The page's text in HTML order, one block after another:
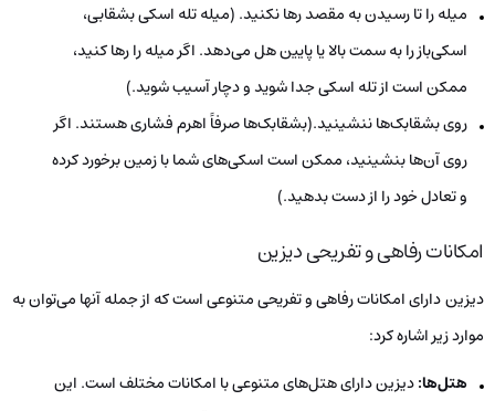
میله را تا رسیدن به مقصد رها نکنید. (میله تله اسکی بشقابی،
اسکی‌باز را به سمت بالا یا پایین هل می‌دهد. اگر میله را رها کنید،
ممکن است از تله اسکی جدا شوید و دچار آسیب شوید.)
روی بشقابک‌ها ننشینید.(بشقابک‌ها صرفاً اهرم فشاری هستند. اگر
روی آن‌ها بنشینید، ممکن است اسکی‌های شما با زمین برخورد کرده
و تعادل خود را از دست بدهید.)
امکانات رفاهی و تفریحی دیزین
دیزین دارای امکانات رفاهی و تفریحی متنوعی است که از جمله آنها می‌توان به
موارد زیر اشاره کرد:
هتل‌ها:دیزین دارای هتل‌های متنوعی با امکانات مختلف است. این